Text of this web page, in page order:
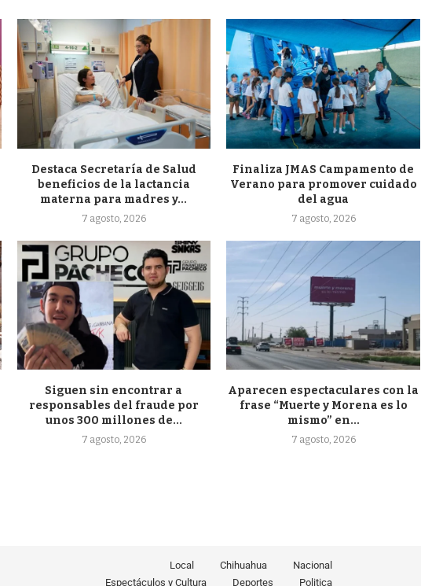
Destaca Secretaría de Salud
beneficios de la lactancia
materna para madres y...
7 agosto, 2026
Finaliza JMAS Campamento de
Verano para promover cuidado
del agua
7 agosto, 2026
Siguen sin encontrar a
responsables del fraude por
unos 300 millones de...
7 agosto, 2026
Aparecen espectaculares con la
frase “Muerte y Morena es lo
mismo” en...
7 agosto, 2026
Local Chihuahua
Nacional
Espectáculos y Cultura
Deportes Politica